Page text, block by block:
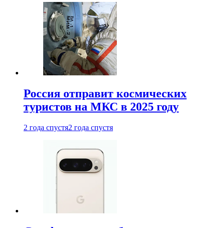
Россия отправит космических
туристов на МКС в 2025 году
2 года спустя2 года спустя